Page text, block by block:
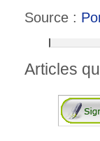
Source :
Articles